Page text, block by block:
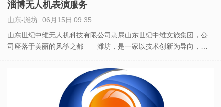
淄博无人机表演服务
山东-潍坊
06月15日 09:35
山东世纪中维无人机科技有限公司隶属山东世纪中维文旅集团，公
司座落于美丽的风筝之都——潍坊，是一家以技术创新为导向，拥
无人机检测、无人机编队、无人机技术培训和无人机方案策划及技